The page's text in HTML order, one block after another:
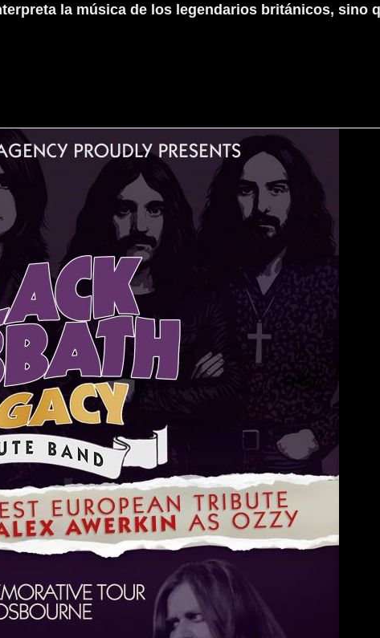
la música de los legendarios británicos, sino